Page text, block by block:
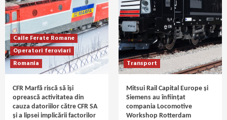
Caile Ferate Romane
Operatori feroviari
Romania
CFR Marfă riscă să își
oprească activitatea din
cauza datoriilor către CFR SA
și a lipsei implicării factorilor
Transport
Mitsui Rail Capital Europe și
Siemens au înființat
compania Locomotive
Workshop Rotterdam